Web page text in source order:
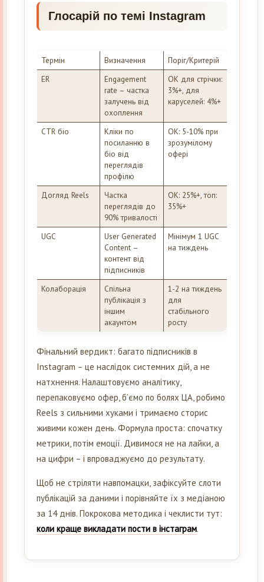
Глосарій по темі Instagram
Термін Визначення
Поріг/Критерій
ER
Engagement
rate – частка
залучень від
охоплення
ОК для стрічки:
3%+, для
каруселей: 4%+
CTR біо
Кліки по
посиланню в
біо від
переглядів
профілю
ОК: 5-10% при
зрозумілому
офері
Догляд Reels
Частка
переглядів до
90% тривалості
ОК: 25%+, топ:
35%+
UGC
User Generated
Content –
контент від
підписників
Мінімум 1 UGC
на тиждень
Колаборація
Спільна
публікація з
іншим
акаунтом
1-2 на тиждень
для
стабільного
росту
Фінальний вердикт: багато підписників в
Instagram – це наслідок системних дій, а не
натхнення. Налаштовуємо аналітику,
перепаковуємо офер, б’ємо по болях ЦА, робимо
Reels з сильними хуками і тримаємо сторис
живими кожен день. Формула проста: спочатку
метрики, потім емоції. Дивимося не на лайки, а
на цифри – і впроваджуємо до результату.
Щоб не стріляти навпомацки, зафіксуйте слоти
публікацій за даними і порівняйте їх з медіаною
за 14 днів. Покрокова методика і чеклисти тут:
коли краще викладати пости в інстаграм.